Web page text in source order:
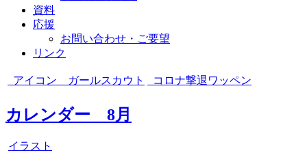
資料
応援
お問い合わせ・ご要望
リンク
アイコン ガールスカウト コロナ撃退ワッペン
カレンダー 8月
イラスト